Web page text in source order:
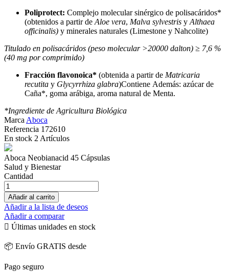
Poliprotect: Complejo molecular sinérgico de polisacáridos*
(obtenidos a partir de Aloe vera, Malva sylvestris y Althaea
officinalis) y minerales naturales (Limestone y Nahcolite)
Titulado en polisacáridos (peso molecular >20000 dalton) ≥ 7,6 %
(40 mg por comprimido)
Fracción flavonoica* (obtenida a partir de Matricaria
recutita y Glycyrrhiza glabra)Contiene Además: azúcar de
Caña*, goma arábiga, aroma natural de Menta.
*Ingrediente de Agricultura Biológica
Marca Aboca
Referencia 172610
En stock 2 Artículos
Aboca Neobianacid 45 Cápsulas
Salud y Bienestar
Cantidad
Añadir al carrito
Añadir a la lista de deseos
Añadir a comparar
 Últimas unidades en stock
📦 Envío GRATIS desde
Pago seguro